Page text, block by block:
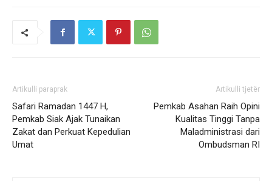
Artikulli paraprak
Safari Ramadan 1447 H,
Pemkab Siak Ajak Tunaikan
Zakat dan Perkuat Kepedulian
Umat
Artikulli tjetër
Pemkab Asahan Raih Opini
Kualitas Tinggi Tanpa
Maladministrasi dari
Ombudsman RI